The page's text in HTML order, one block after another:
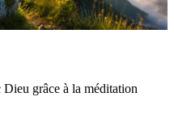
Dieu grâce à la méditation